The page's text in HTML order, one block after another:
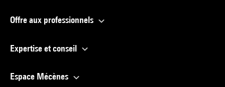
Offre aux professionnels
Expertise et conseil
Espace Mécènes